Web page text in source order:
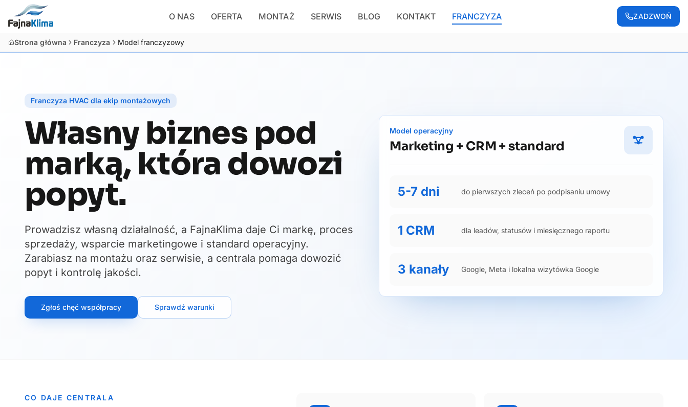
O NAS OFERTA MONTAŻ SERWIS BLOG KONTAKT FRANCZYZA ZADZWOŃ
Strona główna Franczyza Model franczyzowy
Franczyza HVAC dla ekip montażowych
Własny biznes pod
marką, która dowozi
popyt.
Prowadzisz własną działalność, a FajnaKlima daje Ci markę, proces
sprzedaży, wsparcie marketingowe i standard operacyjny.
Zarabiasz na montażu oraz serwisie, a centrala pomaga dowozić
popyt i kontrolę jakości.
Zgłoś chęć współpracy Sprawdź warunki
Model operacyjny
Marketing + CRM + standard
5-7 dni do pierwszych zleceń po podpisaniu umowy
1 CRM dla leadów, statusów i miesięcznego raportu
3 kanały Google, Meta i lokalna wizytówka Google
CO DAJE CENTRALA